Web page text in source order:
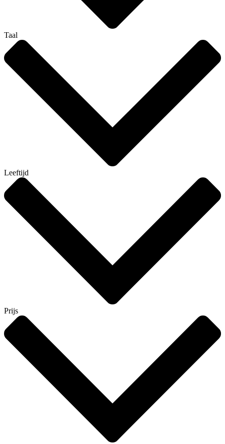
Taal
Leeftijd
Prijs